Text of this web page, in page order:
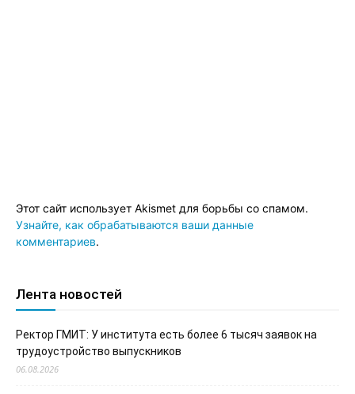
Этот сайт использует Akismet для борьбы со спамом.
Узнайте, как обрабатываются ваши данные
комментариев.
Лента новостей
Ректор ГМИТ: У института есть более 6 тысяч заявок на
трудоустройство выпускников
06.08.2026